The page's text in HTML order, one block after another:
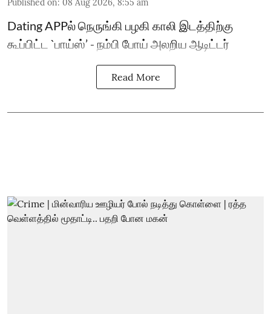
Dating APPல் நெருங்கி பழகி காலி இடத்திற்கு
கூப்பிட்ட `பாய்ஸ்’ - நம்பி போய் அலறிய ஆடிட்டர்
Read More